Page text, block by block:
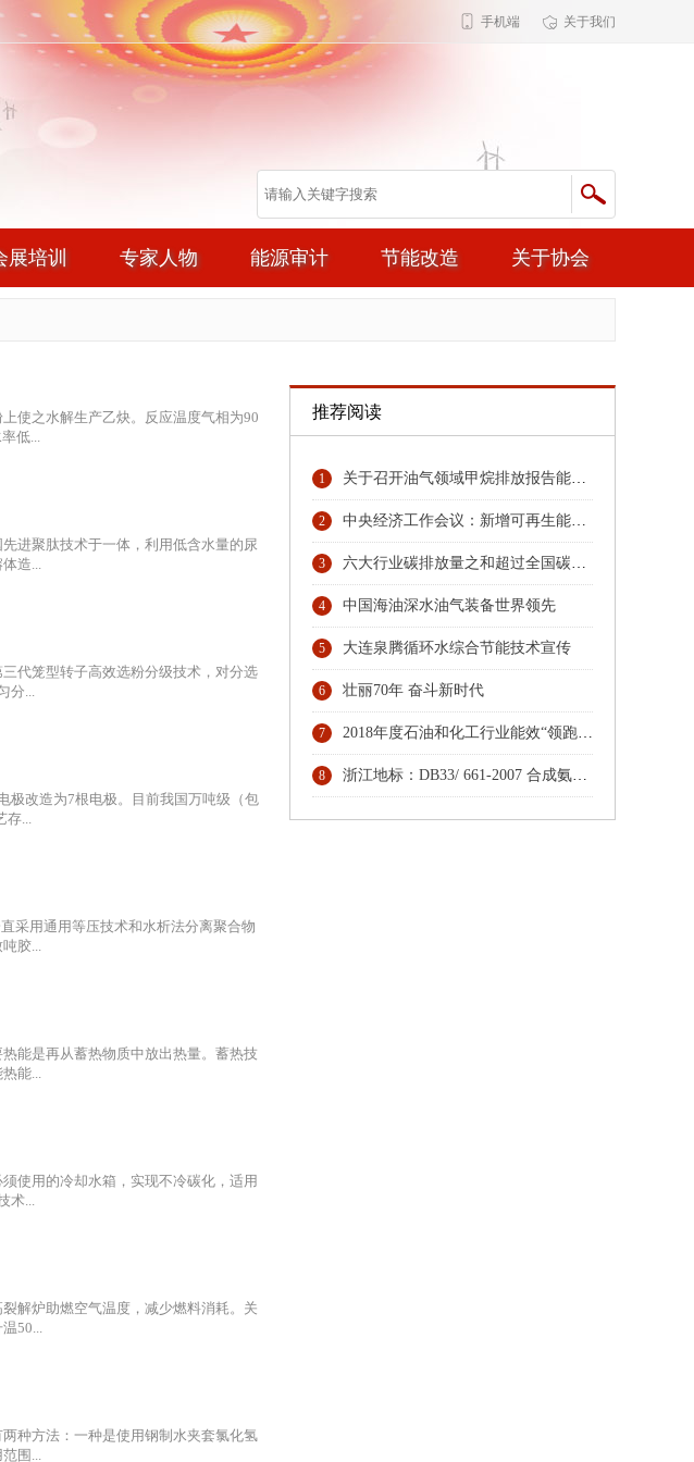
手机端 关于我们
展培训 专家人物 能源审计 节能改造 关于协会
使之水解生产乙炔。反应温度气相为90
低...
进聚肽技术于一体，利用低含水量的尿
造...
代笼型转子高效选粉分级技术，对分选
分...
极改造为7根电极。目前我国万吨级（包
存...
采用通用等压技术和水析法分离聚合物
胶...
能是再从蓄热物质中放出热量。蓄热技
能...
使用的冷却水箱，实现不冷碳化，适用
术...
解炉助燃空气温度，减少燃料消耗。关
50...
种方法：一种是使用钢制水夹套氯化氢
围...
推荐阅读
1 关于召开油气领域甲烷排放报告能力建设培训的通知
2 中央经济工作会议：新增可再生能源和原料用能不纳入能源消费总量控制
3 六大行业碳排放量之和超过全国碳排放总量74% 协同行动，六大行业协会按下碳排放管理员人才培育“启动键”
4 中国海油深水油气装备世界领先
5 大连泉腾循环水综合节能技术宣传
6 壮丽70年 奋斗新时代
7 2018年度石油和化工行业能效“领跑者”发布
8 浙江地标：DB33/ 661-2007 合成氨（大型）单位综合能耗限额及计算方法